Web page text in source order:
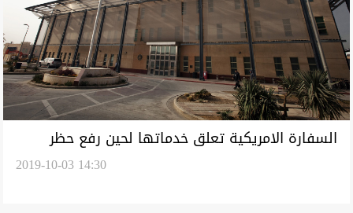
السفارة الامريكية تعلق خدماتها لحين رفع حظر
2019-10-03 14:30